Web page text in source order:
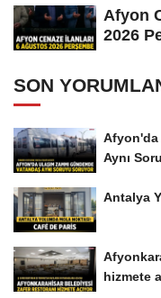
Afyon
2026
SON
Afyon'da
Aynı
Antalya
hizmete